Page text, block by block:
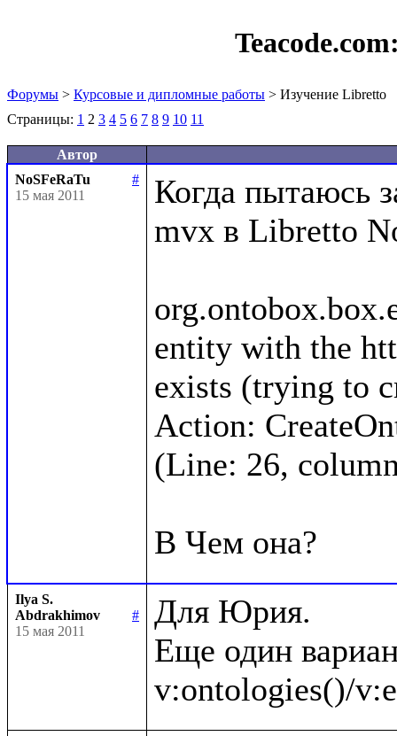
Форумы > Курсовые и дипломные работы > Изучение Libretto
Страницы: 1 2 3 4 5 6 7 8 9 10 11
Автор
NoSFeRaTu
#
15 мая 2011
Когда пытаюсь
mvx в Libretto
entity with the
exists (trying to
Action:
(Line: 26,
Ilya S.
Abdrakhimov
#
15 мая 2011
Для Юрия.
Еще один